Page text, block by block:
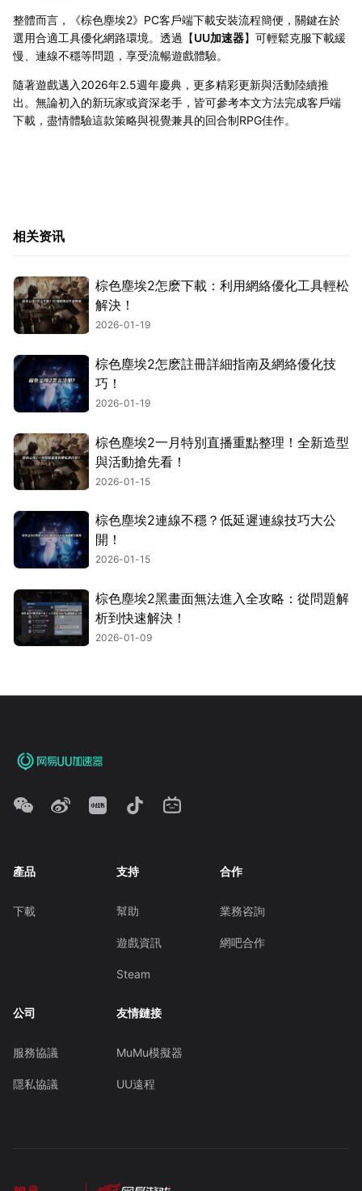
整體而言，《棕色塵埃2》PC客戶端下載安裝流程簡便，關鍵在於
選用合適工具優化網路環境。透過【UU加速器】可輕鬆克服下載緩
慢、連線不穩等問題，享受流暢遊戲體驗。
隨著遊戲邁入2026年2.5週年慶典，更多精彩更新與活動陸續推
出。無論初入的新玩家或資深老手，皆可參考本文方法完成客戶端
下載，盡情體驗這款策略與視覺兼具的回合制RPG佳作。
相关资讯
棕色塵埃2怎麽下載：利用網絡優化工具輕松
解決！
2026-01-19
棕色塵埃2怎麽註冊詳細指南及網絡優化技
巧！
2026-01-19
棕色塵埃2一月特別直播重點整理！全新造型
與活動搶先看！
2026-01-15
棕色塵埃2連線不穩？低延遲連線技巧大公
開！
2026-01-15
棕色塵埃2黑畫面無法進入全攻略：從問題解
析到快速解決！
2026-01-09
產品
下載
支持
幫助
遊戲資訊
Steam
合作
業務咨詢
網吧合作
公司
服務協議
隱私協議
友情鏈接
MuMu模擬器
UU遠程